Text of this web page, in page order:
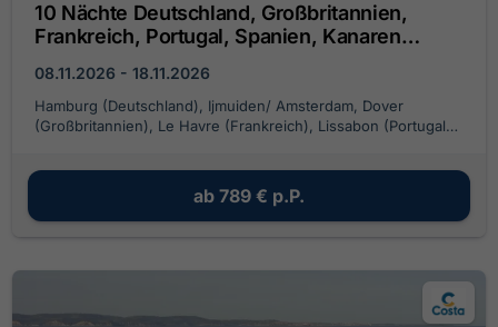
10 Nächte Deutschland, Großbritannien,
Frankreich, Portugal, Spanien, Kanaren
08.11.2026 - 18.11.2026
Hamburg (Deutschland), Ijmuiden/ Amsterdam, Dover
(Großbritannien), Le Havre (Frankreich), Lissabon (Portugal),
ab 789 € p.P.